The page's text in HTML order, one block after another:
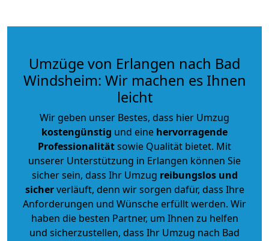
Umzüge von Erlangen nach Bad
Windsheim: Wir machen es Ihnen
leicht
Wir geben unser Bestes, dass hier Umzug
kostengünstig und eine hervorragende
Professionalitätsowie Qualität bietet. Mit
unserer Unterstützung in Erlangen können Sie
sicher sein, dass Ihr Umzug reibungslos und
sicherverläuft, denn wir sorgen dafür, dass Ihre
Anforderungen und Wünsche erfüllt werden. Wir
haben die besten Partner, um Ihnen zu helfen
und sicherzustellen, dass Ihr Umzug nach Bad